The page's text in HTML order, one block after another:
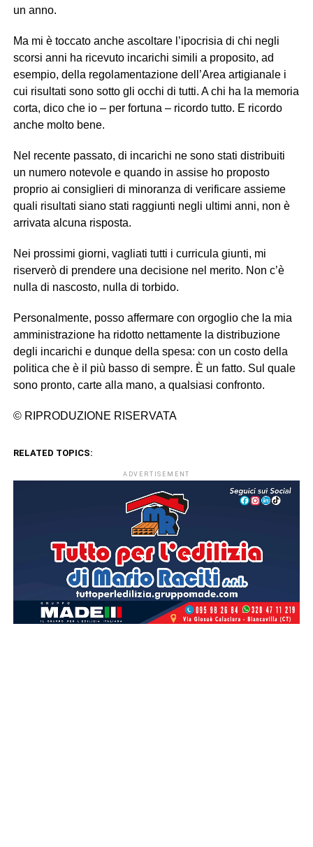
un anno.
Ma mi è toccato anche ascoltare l’ipocrisia di chi negli
scorsi anni ha ricevuto incarichi simili a proposito, ad
esempio, della regolamentazione dell’Area artigianale i
cui risultati sono sotto gli occhi di tutti. A chi ha la memoria
corta, dico che io – per fortuna – ricordo tutto. E ricordo
anche molto bene.
Nel recente passato, di incarichi ne sono stati distribuiti
un numero notevole e quando in assise ho proposto
proprio ai consiglieri di minoranza di verificare assieme
quali risultati siano stati raggiunti negli ultimi anni, non è
arrivata alcuna risposta.
Nei prossimi giorni, vagliati tutti i curricula giunti, mi
riserverò di prendere una decisione nel merito. Non c’è
nulla di nascosto, nulla di torbido.
Personalmente, posso affermare con orgoglio che la mia
amministrazione ha ridotto nettamente la distribuzione
degli incarichi e dunque della spesa: con un costo della
politica che è il più basso di sempre. È un fatto. Sul quale
sono pronto, carte alla mano, a qualsiasi confronto.
© RIPRODUZIONE RISERVATA
RELATED TOPICS:
ADVERTISEMENT